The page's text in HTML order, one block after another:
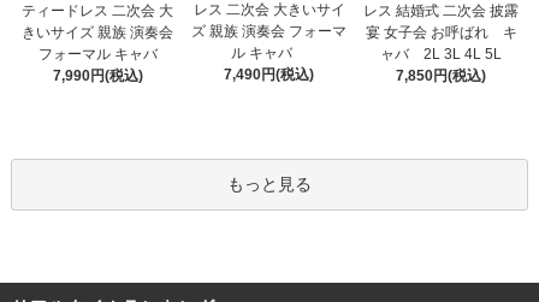
ティードレス 二次会 大
きいサイズ 親族 演奏会
フォーマル キャバ
7,990円(税込)
レス 二次会 大きいサイ
ズ 親族 演奏会 フォーマ
ル キャバ
7,490円(税込)
レス 結婚式 二次会 披露
宴 女子会 お呼ばれ キ
ャバ 2L 3L 4L 5L
7,850円(税込)
もっと見る